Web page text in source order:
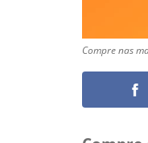
Compre nas